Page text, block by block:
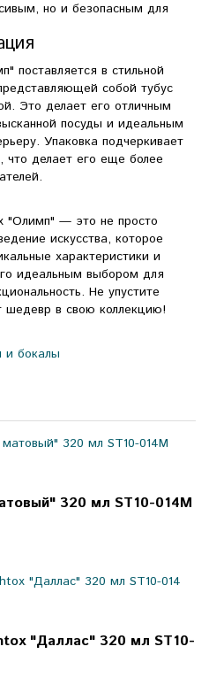
но и безопасным для
поставляется в стильной
собой тубус
Это делает его отличным
посуды и идеальным
Упаковка подчеркивает
что делает его еще более
"Олимп" — это не просто
искусства, которое
характеристики и
идеальным выбором для
Не упустите
шедевр в свою коллекцию!
бокалы
320 мл ST10-014M
"Даллас" 320 мл ST10-